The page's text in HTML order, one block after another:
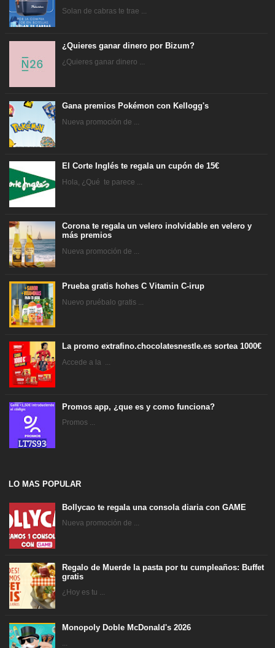
Solan de cabras te trae ...
¿Quieres ganar dinero por Bizum?
¿Quieres ganar dinero ...
Gana premios Pokémon con Kellogg's
Nueva promoción de ...
El Corte Inglés te regala un cupón de 15€
Hola, ¿Qué te parece ...
Corona te regala un velero inolvidable en velero y
más premios
Nueva promoción de ...
Prueba gratis hohes C Vitamin C-irup
Nuevo pruébalo gratis ...
La promo extrafino.chocolatesnestle.es sortea 1000€
Accede a la ...
Promos app, ¿que es y como funciona?
Promos ...
LO MAS POPULAR
Bollycao te regala una consola diaria con GAME
Nueva promoción de ...
Regalo de Muerde la pasta por tu cumpleaños: Buffet
gratis
¿Hoy es tu ...
Monopoly Doble McDonald's 2026
...